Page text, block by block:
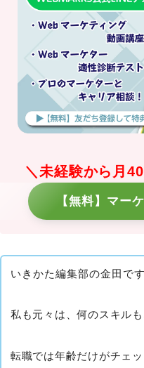
＼未経験から月
【無料】マー
いきかた編集部の金田です
私も元々は、何のスキル
転職では年齢だけがチェ